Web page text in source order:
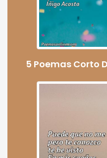
5 Poemas Corto